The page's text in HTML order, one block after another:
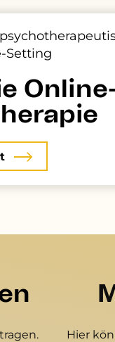
Setting
Hier